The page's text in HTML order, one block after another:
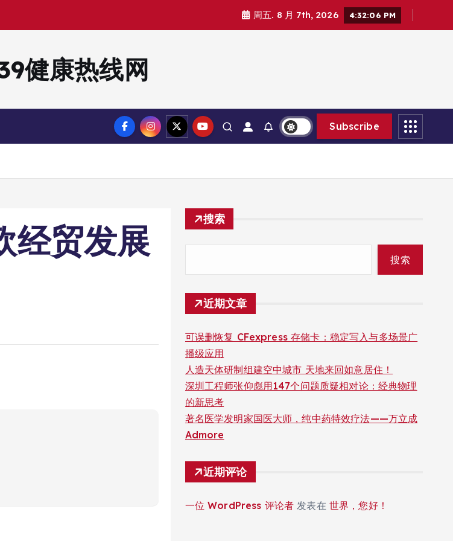
周五. 8 月 7th, 2026 4:32:06 PM
39健康热线网
Subscribe
经贸发展
搜索
搜索
近期文章
可误删恢复 CFexpress 存储卡：稳定写入与多场景广
播级应用
人造天体研制组建空中城市 天地来回如意居住！
深圳工程师张仰彪用147个问题质疑相对论：经典物理
的新思考
著名医学发明家国医大师，纯中药特效疗法——万立成
Admore
近期评论
一位 WordPress 评论者 发表在 世界，您好！